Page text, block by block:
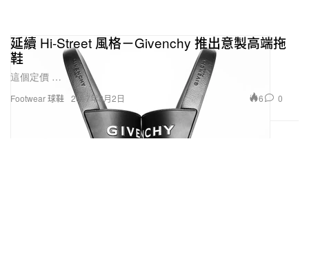
Footwear 球鞋
延續 Hi-Street 風格－Givenchy 推出意製高端拖
鞋
這個定價 …
2017年8月2日 6 0